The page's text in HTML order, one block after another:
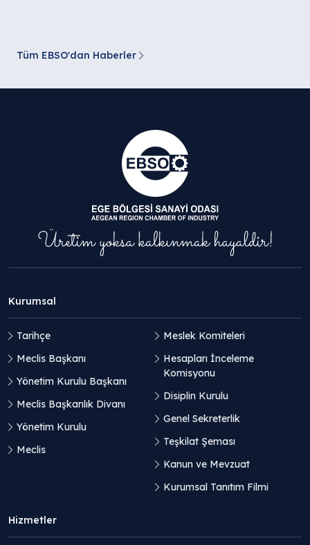
Tüm EBSO'dan Haberler
Kurumsal
Tarihçe
Meclis Başkanı
Yönetim Kurulu Başkanı
Meclis Başkanlık Divanı
Yönetim Kurulu
Meclis
Meslek Komiteleri
Hesapları İnceleme
Komisyonu
Disiplin Kurulu
Genel Sekreterlik
Teşkilat Şeması
Kanun ve Mevzuat
Kurumsal Tanıtım Filmi
Hizmetler